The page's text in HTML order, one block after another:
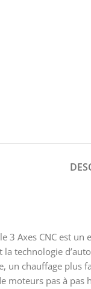
3 Axes CNC est
technologie
chauffage
pas à pas